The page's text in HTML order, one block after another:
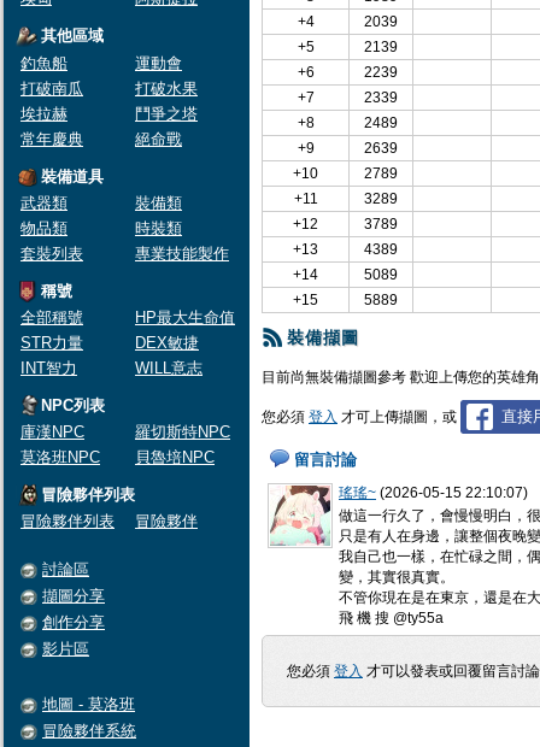
其他區域
釣魚船
運動會
打破南瓜
打破水果
埃拉赫
鬥爭之塔
常年慶典
絕命戰
裝備道具
武器類
裝備類
物品類
時裝類
套裝列表
專業技能製作
稱號
全部稱號
HP最大生命值
STR力量
DEX敏捷
INT智力
WILL意志
NPC列表
庫漢NPC
羅切斯特NPC
莫洛班NPC
貝魯培NPC
冒險夥伴列表
冒險夥伴列表
冒險夥伴
討論區
擷圖分享
創作分享
影片區
地圖 - 莫洛班
冒險夥伴系統
+4
2039
+5
2139
+6
2239
+7
2339
+8
2489
+9
2639
+10
2789
+11
3289
+12
3789
+13
4389
+14
5089
+15
5889
裝備擷圖
目前尚無裝備擷圖參考 歡迎上傳您的英雄
您必須 登入 才可上傳擷圖，或 直接
留言討論
瑤瑤~ (2026-05-15 22:10:07)
做這一行久了，會慢慢明白，
只是有人在身邊，讓整個夜晚
我自己也一樣，在忙碌之間，
變，其實很真實。
不管你現在是在東京，還是在
飛 機 搜 @ty55a
您必須 登入 才可以發表或回覆留言討